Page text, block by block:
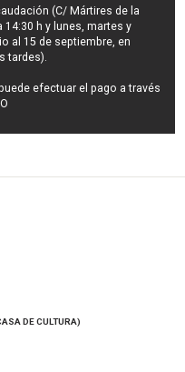
(C/ Mártires de la
14:30 h y lunes, martes y
al 15 de septiembre, en
tardes).
efectuar el pago a través
DE CULTURA)